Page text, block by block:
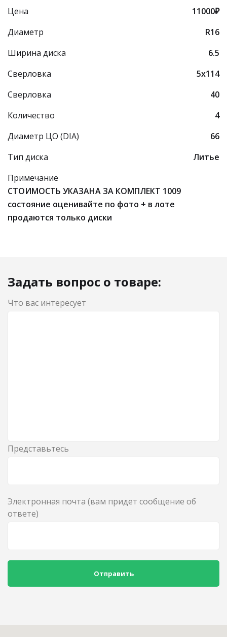
Цена
11000₽
Диаметр
R16
Ширина диска
6.5
Сверловка
5x114
Сверловка
40
Количество
4
Диаметр ЦО (DIA)
66
Тип диска
Литье
Примечание
СТОИМОСТЬ УКАЗАНА ЗА КОМПЛЕКТ 1009
состояние оценивайте по фото + в лоте
продаются только диски
Задать вопрос о товаре:
Представьтесь
Электронная почта (вам придет сообщение об
ответе)
Отправить
Что вас интересует